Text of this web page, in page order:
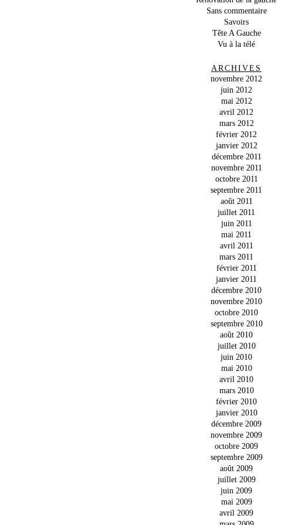
Sans commentaire
Savoirs
Tête A Gauche
Vu à la télé
ARCHIVES
novembre 2012
juin 2012
mai 2012
avril 2012
mars 2012
février 2012
janvier 2012
décembre 2011
novembre 2011
octobre 2011
septembre 2011
août 2011
juillet 2011
juin 2011
mai 2011
avril 2011
mars 2011
février 2011
janvier 2011
décembre 2010
novembre 2010
octobre 2010
septembre 2010
août 2010
juillet 2010
juin 2010
mai 2010
avril 2010
mars 2010
février 2010
janvier 2010
décembre 2009
novembre 2009
octobre 2009
septembre 2009
août 2009
juillet 2009
juin 2009
mai 2009
avril 2009